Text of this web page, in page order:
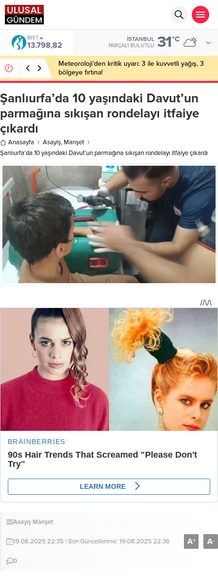
BIST
13.798,82
İSTANBUL
PARÇALI BULUTLU 31°C
Meteoroloji’den kritik uyarı: 3 ile kuvvetli yağış, 3
bölgeye fırtına!
Şanlıurfa’da 10 yaşındaki Davut’un
parmağına sıkışan rondelayı itfaiye
çıkardı
Anasayfa Asayiş, Manşet
Şanlıurfa’da 10 yaşındaki Davut’un parmağına sıkışan rondelayı itfaiye çıkardı
Asayiş Manşet
19.08.2025 22:35 | Son Güncellenme: 19.08.2025 22:36
0
A+ A-